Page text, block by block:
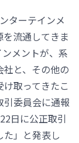
ターテインメ
流通してきま
メントが、系
と、その他の
取ってきたこ
引委員会に通報
日に公正取引
」と発表し